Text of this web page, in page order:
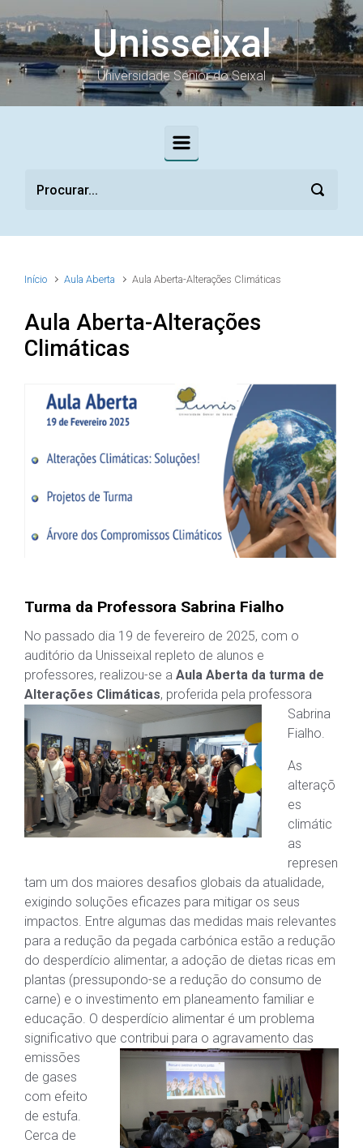
Skip to main content
Unisseixal
Universidade Sénior do Seixal
Início Aula Aberta Aula Aberta-Alterações Climáticas
Aula Aberta-Alterações
Climáticas
Turma da Professora Sabrina Fialho
No passado dia 19 de fevereiro de 2025, com o
auditório da Unisseixal repleto de alunos e
professores, realizou-se a Aula Aberta da turma de
Alterações Climáticas, proferida pela professora
Sabrina
Fialho.
As
alteraçõ
es
climátic
as
represen
tam um dos maiores desafios globais da atualidade,
exigindo soluções eficazes para mitigar os seus
impactos. Entre algumas das medidas mais relevantes
para a redução da pegada carbónica estão a redução
do desperdício alimentar, a adoção de dietas ricas em
plantas (pressupondo-se a redução do consumo de
carne) e o investimento em planeamento familiar e
educação. O desperdício alimentar é um problema
significativo que contribui para o agravamento das
emissões
de gases
com efeito
de estufa.
Cerca de